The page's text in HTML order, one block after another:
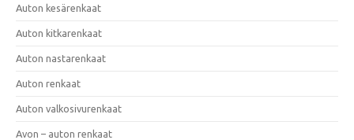
Auton kesärenkaat
Auton kitkarenkaat
Auton nastarenkaat
Auton renkaat
Auton valkosivurenkaat
Avon – auton renkaat